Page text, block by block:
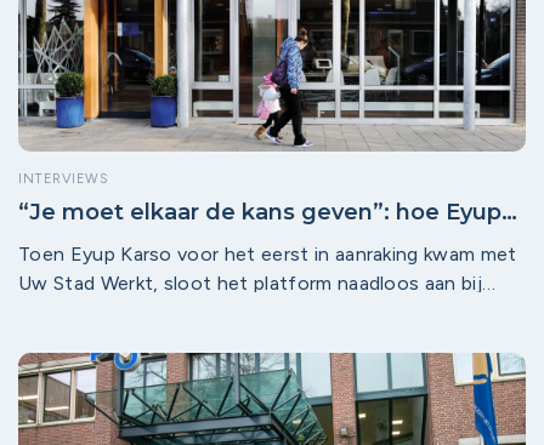
INTERVIEWS
“Je moet elkaar de kans geven”: hoe Eyup
inclusie
Toen Eyup Karso voor het eerst in aanraking kwam met
Uw Stad Werkt, sloot het platform naadloos aan bij
gaat er niet om dat je iemand een plek geeft,” zegt hij.
“Het gaat erom dat je elkaar de kans geeft.” Die inzet
past bij de bredere rol die Rabobank speelt als partner